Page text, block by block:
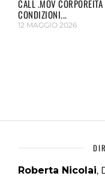
CALL .MOV
CONDIZIONI...
12 MAGGIO 2026
Roberta Nicolai,